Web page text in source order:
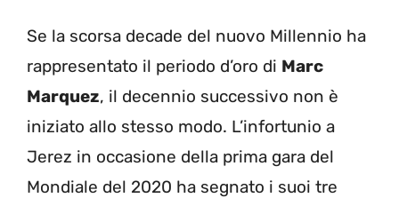
Se la scorsa decade del nuovo Millennio ha
rappresentato il periodo d’oro di Marc
Marquez, il decennio successivo non è
iniziato allo stesso modo. L’infortunio a
Jerez in occasione della prima gara del
Mondiale del 2020 ha segnato i suoi tre